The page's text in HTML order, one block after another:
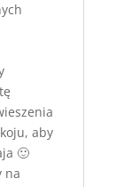
aby
🙂
na